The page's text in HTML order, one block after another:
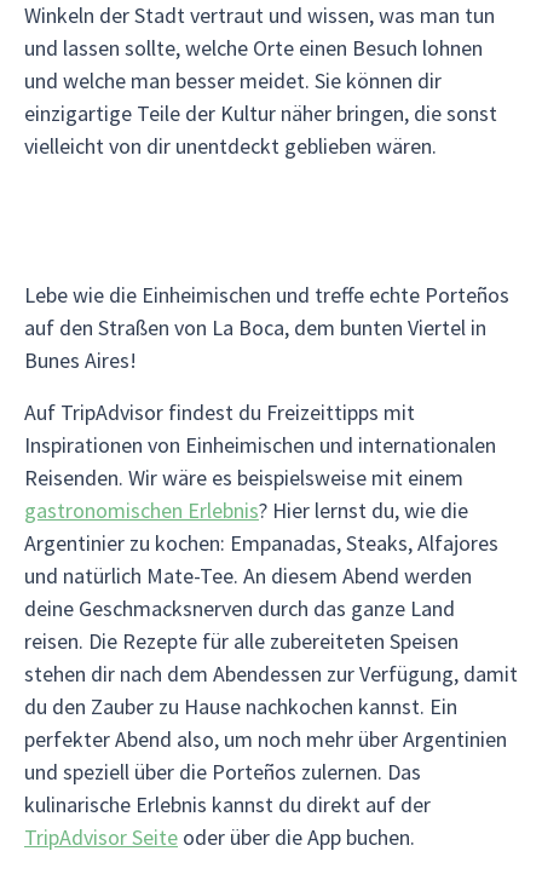
Winkeln der Stadt vertraut und wissen, was man tun
und lassen sollte, welche Orte einen Besuch lohnen
und welche man besser meidet. Sie können dir
einzigartige Teile der Kultur näher bringen, die sonst
vielleicht von dir unentdeckt geblieben wären.
Lebe wie die Einheimischen und treffe echte Porteños
auf den Straßen von La Boca, dem bunten Viertel in
Bunes Aires!
Auf TripAdvisor findest du Freizeittipps mit
Inspirationen von Einheimischen und internationalen
Reisenden. Wir wäre es beispielsweise mit einem
gastronomischen Erlebnis? Hier lernst du, wie die
Argentinier zu kochen: Empanadas, Steaks, Alfajores
und natürlich Mate-Tee. An diesem Abend werden
deine Geschmacksnerven durch das ganze Land
reisen. Die Rezepte für alle zubereiteten Speisen
stehen dir nach dem Abendessen zur Verfügung, damit
du den Zauber zu Hause nachkochen kannst. Ein
perfekter Abend also, um noch mehr über Argentinien
und speziell über die Porteños zulernen. Das
kulinarische Erlebnis kannst du direkt auf der
TripAdvisor Seite oder über die App buchen.